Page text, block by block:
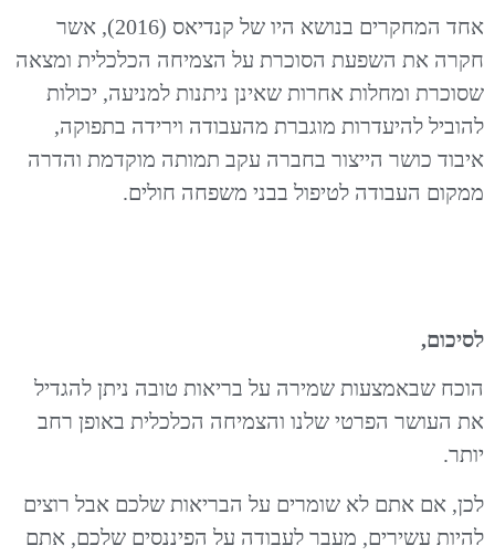
אחד המחקרים בנושא היו של קנדיאס (2016), אשר
חקרה את השפעת הסוכרת על הצמיחה הכלכלית ומצאה
שסוכרת ומחלות אחרות שאינן ניתנות למניעה, יכולות
להוביל להיעדרות מוגברת מהעבודה וירידה בתפוקה,
איבוד כושר הייצור בחברה עקב תמותה מוקדמת והדרה
ממקום העבודה לטיפול בבני משפחה חולים.
לסיכום,
הוכח שבאמצעות שמירה על בריאות טובה ניתן להגדיל
את העושר הפרטי שלנו והצמיחה הכלכלית באופן רחב
יותר.
לכן, אם אתם לא שומרים על הבריאות שלכם אבל רוצים
להיות עשירים, מעבר לעבודה על הפיננסים שלכם, אתם